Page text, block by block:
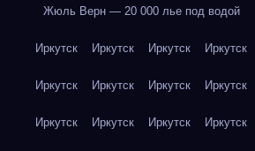
Жюль Верн — 20 000 лье под водой
Иркутск Иркутск Иркутск Иркутск
Иркутск Иркутск Иркутск Иркутск
Иркутск Иркутск Иркутск Иркутск